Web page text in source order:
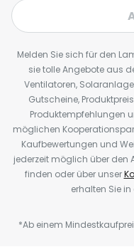
Melden Sie sich für den
sie tolle Angebote aus
Ventilatoren,
Gutscheine,
Produktempfehlungen
möglichen
Kaufbewertungen und
jederzeit möglich über den
finden oder über unser
erhalten Sie in
*Ab einem